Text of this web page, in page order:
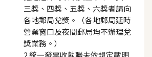
三獎、四獎、五獎、六獎者請向
各地郵局兌獎。（各地郵局延時
營業窗口及夜間郵局均不辦理兌
獎業務。）
2.統一發票收執聯未依規定載明